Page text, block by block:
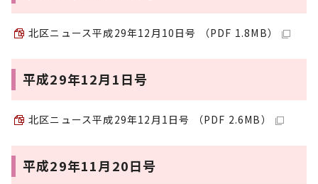
北区ニュース平成29年12月10日号 （PDF 1.8MB）
平成29年12月1日号
北区ニュース平成29年12月1日号 （PDF 2.6MB）
平成29年11月20日号